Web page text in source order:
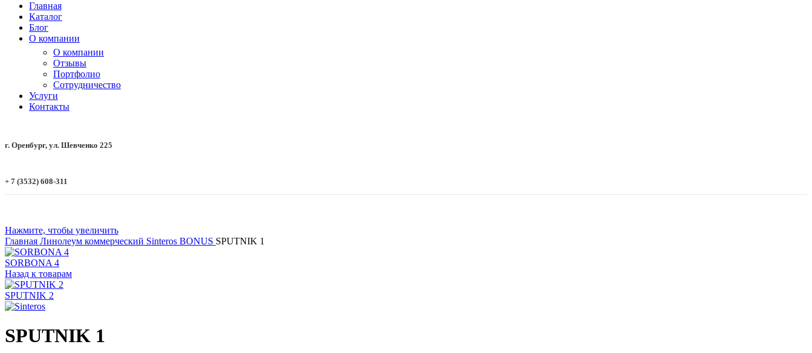
Главная
Каталог
Блог
О компании
О компании
Отзывы
Портфолио
Сотрудничество
Услуги
Контакты
г. Оренбург, ул. Шевченко 225
+ 7 (3532) 608-311
Нажмите, чтобы увеличить
Главная Линолеум коммерческий Sinteros BONUS SPUTNIK 1
SORBONA 4
Назад к товарам
SPUTNIK 2
SPUTNIK 1